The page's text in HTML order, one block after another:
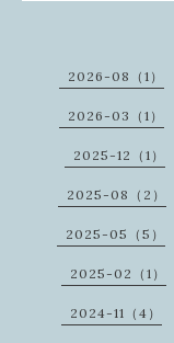
2026-08（1）
2026-03（1）
2025-12（1）
2025-08（2）
2025-05（5）
2025-02（1）
2024-11（4）